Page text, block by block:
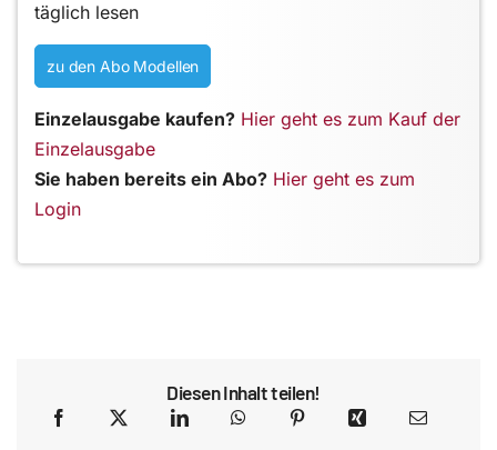
täglich lesen
zu den Abo Modellen
Einzelausgabe kaufen? Hier geht es zum Kauf der
Einzelausgabe
Sie haben bereits ein Abo? Hier geht es zum
Login
Diesen Inhalt teilen!